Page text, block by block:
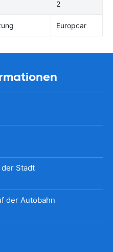
2
Europcar
Stadt
der Autobahn